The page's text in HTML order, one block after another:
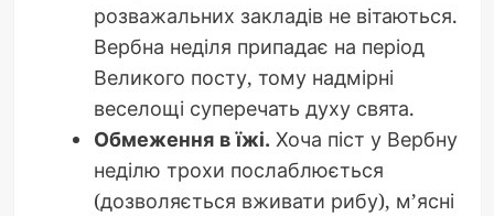
розважальних закладів не вітаються.
Вербна неділя припадає на період
Великого посту, тому надмірні
веселощі суперечать духу свята.
Обмеження в їжі. Хоча піст у Вербну
неділю трохи послаблюється
(дозволяється вживати рибу), м’ясні